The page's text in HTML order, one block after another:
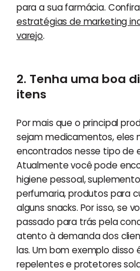
para a sua farmácia.
estratégias de marketing
varejo.
2. Tenha uma boa
itens
Por mais que o principal
sejam medicamentos, eles
encontrados nesse tipo de
Atualmente você pode
higiene pessoal,
perfumaria, produtos para
alguns snacks. Por isso, se
passado para trás pela
atento à demanda dos
las. Um bom exemplo disso
repelentes e protetores